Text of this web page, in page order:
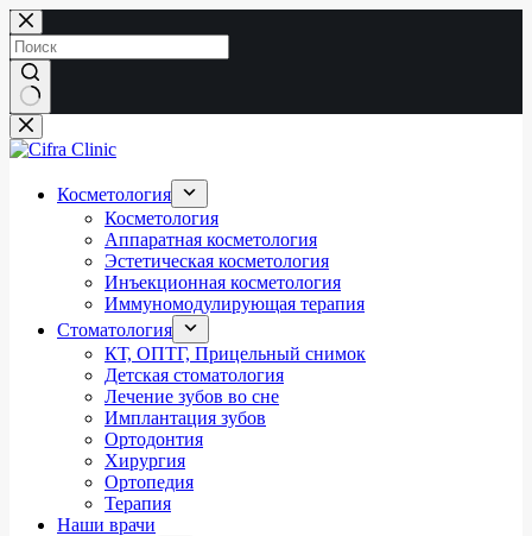
Перейти
к
сути
Ничего
не
Косметология
Косметология
Аппаратная косметология
Эстетическая косметология
Инъекционная косметология
Иммуномодулирующая терапия
Стоматология
КТ, ОПТГ, Прицельный снимок
Детская стоматология
Лечение зубов во сне
Имплантация зубов
Ортодонтия
Хирургия
Ортопедия
Терапия
Наши врачи